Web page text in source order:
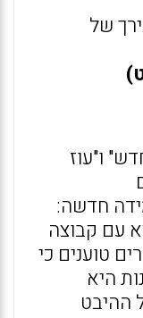
של
ו"עוז
חדשה:
עם קבוצה
טוענים כי
היא
ההיבט